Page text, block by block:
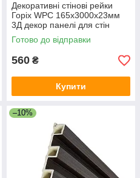
Декоративні стінові рейки
Горіх WPC 165х3000х23мм
3Д декор панелі для стін
композит шоколадне дерево
дошки
Готово до відправки
560 ₴
Купити
–10%